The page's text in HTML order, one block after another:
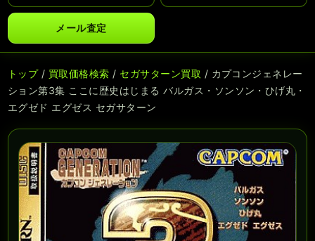
メール査定
トップ/ 買取価格検索 / セガサターン買取 / カプコンジェネレー
ション第3集 ここに歴史はじまる バルガス・ソンソン・ひげ丸・
エグゼド エグゼス セガサターン